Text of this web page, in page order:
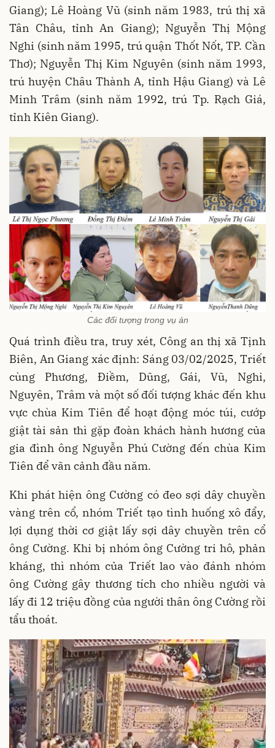
Giang); Lê Hoàng Vũ (sinh năm 1983, trú thị xã
Tân Châu, tỉnh An Giang); Nguyễn Thị Mộng
Nghi (sinh năm 1995, trú quận Thốt Nốt, TP. Cần
Thơ); Nguyễn Thị Kim Nguyên (sinh năm 1993,
trú huyện Châu Thành A, tỉnh Hậu Giang) và Lê
Minh Trâm (sinh năm 1992, trú Tp. Rạch Giá,
tỉnh Kiên Giang).
Các đối tượng trong vụ án
Quá trình điều tra, truy xét, Công an thị xã Tịnh
Biên, An Giang xác định: Sáng 03/02/2025, Triết
cùng Phương, Điềm, Dũng, Gái, Vũ, Nghi,
Nguyên, Trâm và một số đối tượng khác đến khu
vực chùa Kim Tiên để hoạt động móc túi, cướp
giật tài sản thì gặp đoàn khách hành hương của
gia đình ông Nguyễn Phú Cường đến chùa Kim
Tiên để vãn cảnh đầu năm.
Khi phát hiện ông Cường có đeo sợi dây chuyền
vàng trên cổ, nhóm Triết tạo tình huống xô đẩy,
lợi dụng thời cơ giật lấy sợi dây chuyền trên cổ
ông Cường. Khi bị nhóm ông Cường tri hô, phản
kháng, thì nhóm của Triết lao vào đánh nhóm
ông Cường gây thương tích cho nhiều người và
lấy đi 12 triệu đồng của người thân ông Cường rồi
tẩu thoát.